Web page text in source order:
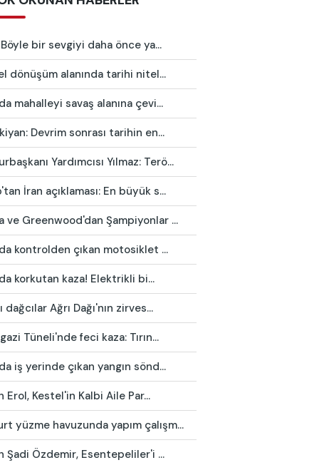
Böyle bir sevgiyi daha önce ya...
dönüşüm alanında tarihi nitel...
mahalleyi savaş alanına çevi...
Devrim sonrası tarihin en...
Yardımcısı Yılmaz: Terö...
İran açıklaması: En büyük s...
ve Greenwood'dan Şampiyonlar ...
kontrolden çıkan motosiklet ...
korkutan kaza! Elektrikli bi...
dağcılar Ağrı Dağı'nın zirves...
Tüneli'nde feci kaza: Tırın...
iş yerinde çıkan yangın sönd...
Erol, Kestel'in Kalbi Aile Par...
yüzme havuzunda yapım çalışm...
Şadi Özdemir, Esentepeliler'i ...